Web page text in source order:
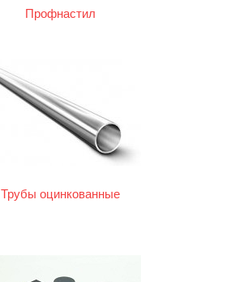
Профнастил
Трубы оцинкованные